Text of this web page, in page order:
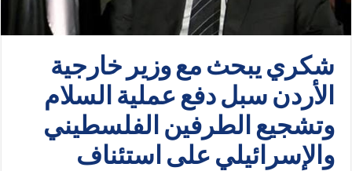
شكري يبحث مع وزير خارجية
الأردن سبل دفع عملية السلام
وتشجيع الطرفين الفلسطيني
والإسرائيلي على استئناف